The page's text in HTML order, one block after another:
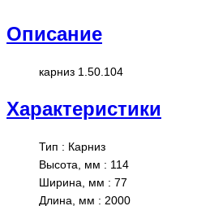
Описание
карниз 1.50.104
Характеристики
Тип : Карниз
Высота, мм : 114
Ширина, мм : 77
Длина, мм : 2000